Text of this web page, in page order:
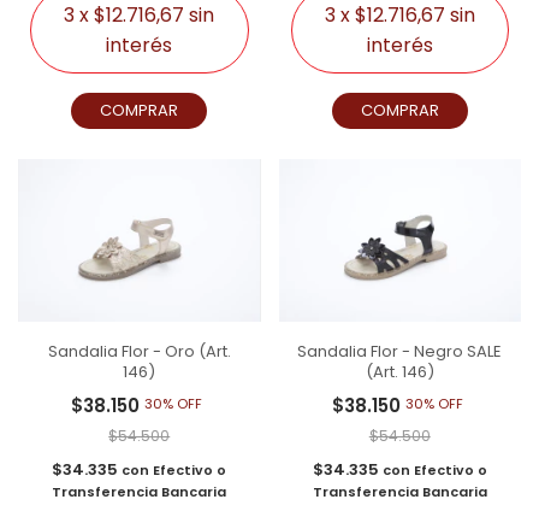
3x$12.716,67 sin
interés
COMPRAR
3x$12.716,67 sin
interés
COMPRAR
Sandalia Flor - Oro (Art.
146)
$38.15030% OFF
$54.500
$34.335 con Efectivo o
Transferencia Bancaria
Sandalia Flor - Negro SALE
(Art. 146)
$38.150 30% OFF
$54.500
$34.335 con Efectivo o
Transferencia Bancaria